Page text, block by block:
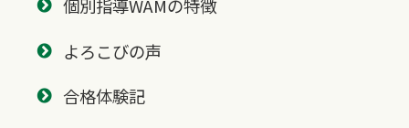
個別指導WAMの特徴
よろこびの声
合格体験記